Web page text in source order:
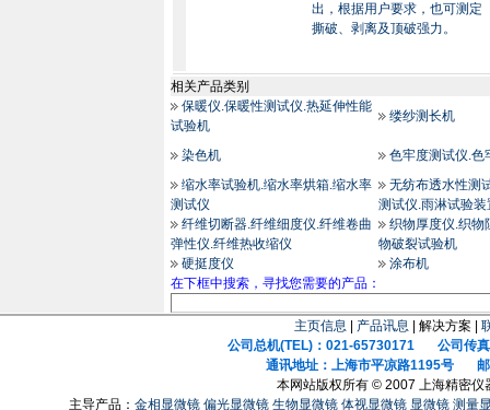
出，根据用户要求，也可测定
撕破、剥离及顶破强力。
相关产品类别
保暖仪.保暖性测试仪.热延伸性能
试验机
缕纱测长机
染色机
色牢度测试仪.色
缩水率试验机.缩水率烘箱.缩水率
测试仪
无纺布透水性测
测试仪.雨淋试验装
纤维切断器.纤维细度仪.纤维卷曲
弹性仪.纤维热收缩仪
织物厚度仪.织物
物破裂试验机
硬挺度仪
涂布机
在下框中搜索，寻找您需要的产品：
主页信息 产品讯息 | 解决方案 |
公司总机(TEL)：021-65730171 公司传真
通讯地址：上海市平凉路1195号 邮
本网站版权所有 © 2007 上海精密仪
主导产品： 金相显微镜 偏光显微镜 生物显微镜 体视显微镜 显微镜 测量